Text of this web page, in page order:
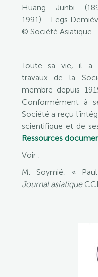
Huang Junbi
1991) – Legs
© Société Asiatique
Toute sa vie, il a
travaux de la
membre depuis
Conformément à
Société a reçu
scientifique et de
Ressources
Voir :
M. Soymié, «
Journal asiatique